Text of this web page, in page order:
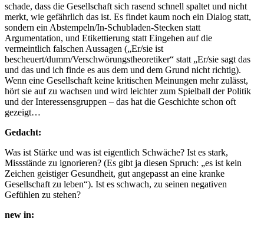
schade, dass die Gesellschaft sich rasend schnell spaltet und nicht
merkt, wie gefährlich das ist. Es findet kaum noch ein Dialog statt,
sondern ein Abstempeln/In-Schubladen-Stecken statt
Argumentation, und Etikettierung statt Eingehen auf die
vermeintlich falschen Aussagen („Er/sie ist
bescheuert/dumm/Verschwörungstheoretiker“ statt „Er/sie sagt das
und das und ich finde es aus dem und dem Grund nicht richtig).
Wenn eine Gesellschaft keine kritischen Meinungen mehr zulässt,
hört sie auf zu wachsen und wird leichter zum Spielball der Politik
und der Interessensgruppen – das hat die Geschichte schon oft
gezeigt…
Gedacht:
Was ist Stärke und was ist eigentlich Schwäche? Ist es stark,
Missstände zu ignorieren? (Es gibt ja diesen Spruch: „es ist kein
Zeichen geistiger Gesundheit, gut angepasst an eine kranke
Gesellschaft zu leben“). Ist es schwach, zu seinen negativen
Gefühlen zu stehen?
new in: